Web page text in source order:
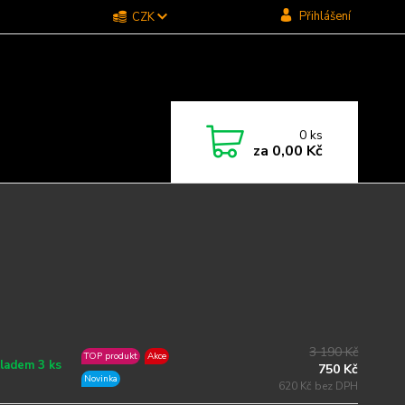
CZK Přihlášení
0ks
za 0,00 Kč
3 ks
TOP produkt
Akce
Novinka
3 190 Kč
750 Kč
620 Kč bez DPH